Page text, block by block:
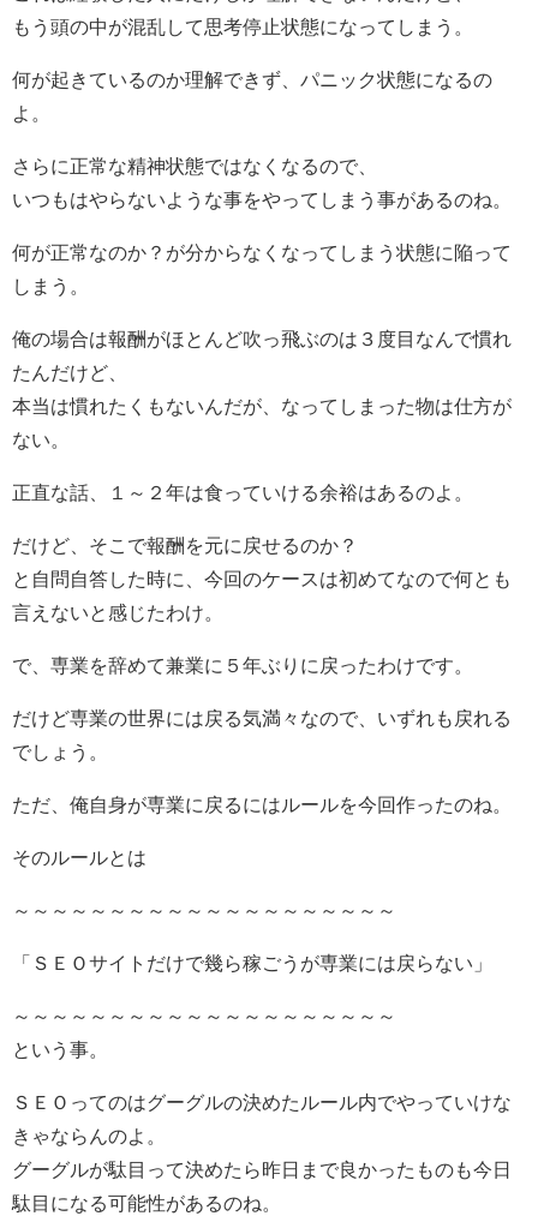
もう頭の中が混乱して思考停止状態になってしまう。
何が起きているのか理解できず、パニック状態になるの
よ。
さらに正常な精神状態ではなくなるので、
いつもはやらないような事をやってしまう事があるのね。
何が正常なのか？が分からなくなってしまう状態に陥って
しまう。
俺の場合は報酬がほとんど吹っ飛ぶのは３度目なんで慣れ
たんだけど、
本当は慣れたくもないんだが、なってしまった物は仕方が
ない。
正直な話、１～２年は食っていける余裕はあるのよ。
だけど、そこで報酬を元に戻せるのか？
と自問自答した時に、今回のケースは初めてなので何とも
言えないと感じたわけ。
で、専業を辞めて兼業に５年ぶりに戻ったわけです。
だけど専業の世界には戻る気満々なので、いずれも戻れる
でしょう。
ただ、俺自身が専業に戻るにはルールを今回作ったのね。
そのルールとは
～～～～～～～～～～～～～～～～～～～～
「ＳＥＯサイトだけで幾ら稼ごうが専業には戻らない」
～～～～～～～～～～～～～～～～～～～～
という事。
ＳＥＯってのはグーグルの決めたルール内でやっていけな
きゃならんのよ。
グーグルが駄目って決めたら昨日まで良かったものも今日
駄目になる可能性があるのね。